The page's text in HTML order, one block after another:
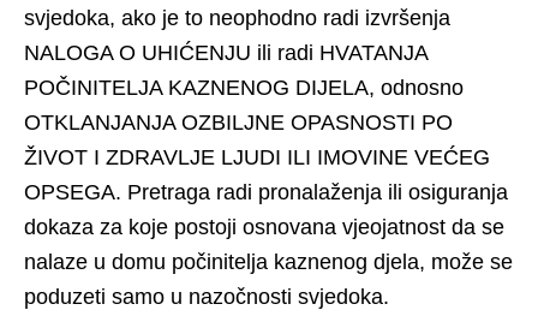
svjedoka, ako je to neophodno radi izvršenja
NALOGA O UHIĆENJU ili radi HVATANJA
POČINITELJA KAZNENOG DIJELA, odnosno
OTKLANJANJA OZBILJNE OPASNOSTI PO
ŽIVOT I ZDRAVLJE LJUDI ILI IMOVINE VEĆEG
OPSEGA. Pretraga radi pronalaženja ili osiguranja
dokaza za koje postoji osnovana vjeojatnost da se
nalaze u domu počinitelja kaznenog djela, može se
poduzeti samo u nazočnosti svjedoka.